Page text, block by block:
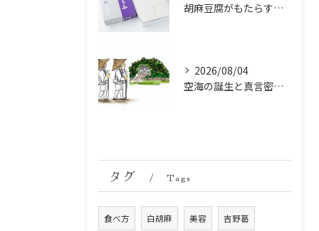
胡麻豆腐がもたらす美肌の秘密：ビタミンEと抗酸化成分の力
2026/08/04
空海の誕生と真言密教の始まり：お遍路伝説の起点
タグ Tags
食べ方 白胡麻 美容 吉野葛